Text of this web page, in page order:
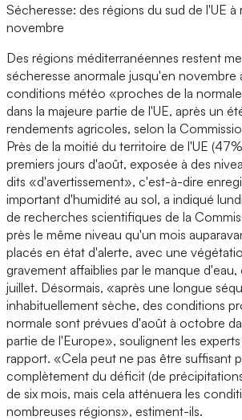
Sécheresse: des régions du sud de l'UE à
novembre
Des régions méditerranéennes restent
sécheresse anormale jusqu'en novembre
conditions météo «proches de la
dans la majeure partie de l'UE, après un
rendements agricoles, selon la
Près de la moitié du territoire de l'UE
premiers jours d'août, exposée à des
dits «d'avertissement», c'est-à-dire
important d'humidité au sol, a indiqué
de recherches scientifiques de la
près le même niveau qu'un mois
placés en état d'alerte, avec une
gravement affaiblies par le manque d'eau,
juillet. Désormais, «après une longue
inhabituellement sèche, des conditions
normale sont prévues d'août à octobre
partie de l'Europe», soulignent les
rapport. «Cela peut ne pas être suffisant
complètement du déficit (de
de six mois, mais cela atténuera les
nombreuses régions», estiment-ils.